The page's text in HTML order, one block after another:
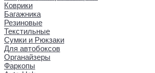
Коврики
Багажника
Резиновые
Текстильные
Сумки и Рюкзаки
Для автобоксов
Органайзеры
Фаркопы